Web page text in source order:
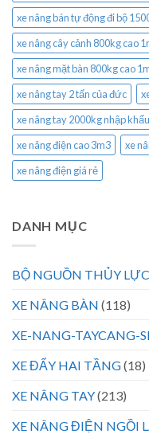
xe nâng bán tự động đi bộ
xe nâng cây cảnh 800kg cao
xe nâng mặt bàn 800kg cao
xe nâng tay 2 tấn của đức
xe nâng tay 2000kg nhập khẩu
xe nâng điện cao 3m3
xe
xe nâng điện giá rẻ
DANH MỤC
BỘ NGUỒN THỦY LỰC
XE NÂNG BÀN (118)
XE-NANG-TAYCANG-
XE ĐẨY HAI TẦNG(18)
XE NÂNG TAY(213)
XE NÂNG ĐIỆN NGỒI